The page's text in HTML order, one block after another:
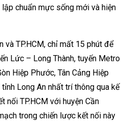
chuẩn mực sống mới và hiện
TP.HCM, chỉ mất 15 phút để
Lức – Long Thành, tuyến Metro
Hiệp Phước, Tân Cảng Hiệp
Long An nhất trí thông qua kế
nối TP.HCM với huyện Cần
trong chiến lược kết nối này